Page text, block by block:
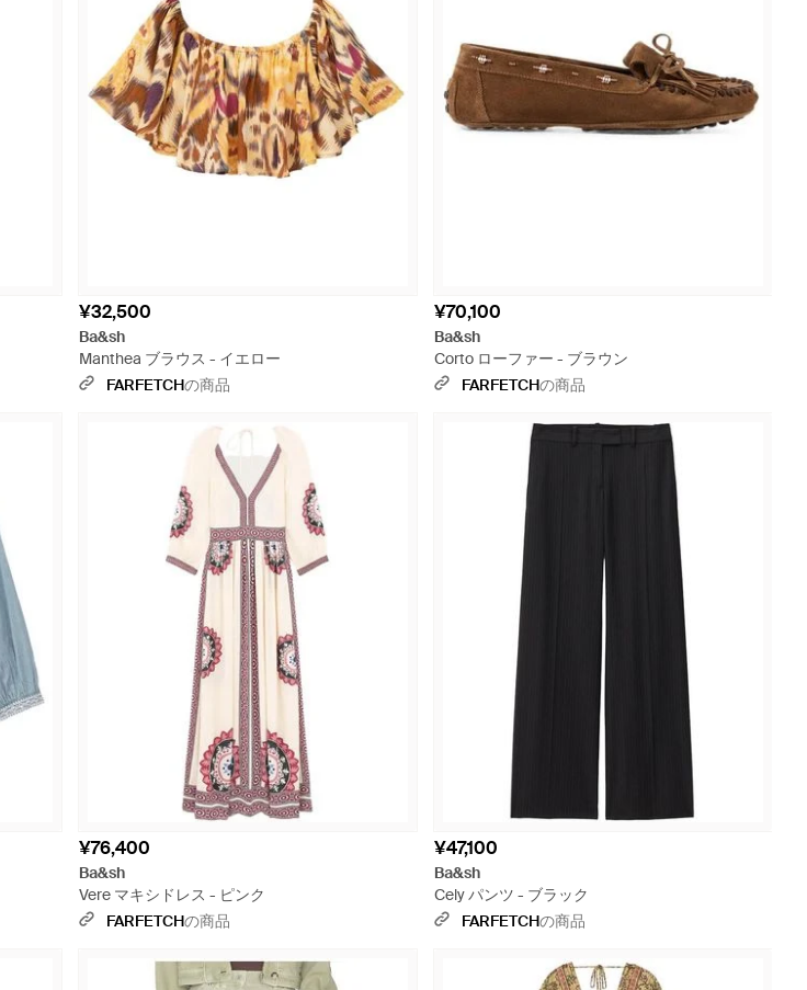
¥32,500
Ba&sh
Manthea ブラウス - イエロー
FARFETCHの商品
¥70,100
Ba&sh
Corto ローファー - ブラウン
FARFETCHの商品
¥76,400
Ba&sh
Vere マキシドレス - ピンク
FARFETCHの商品
¥47,100
Ba&sh
Cely パンツ - ブラック
FARFETCHの商品